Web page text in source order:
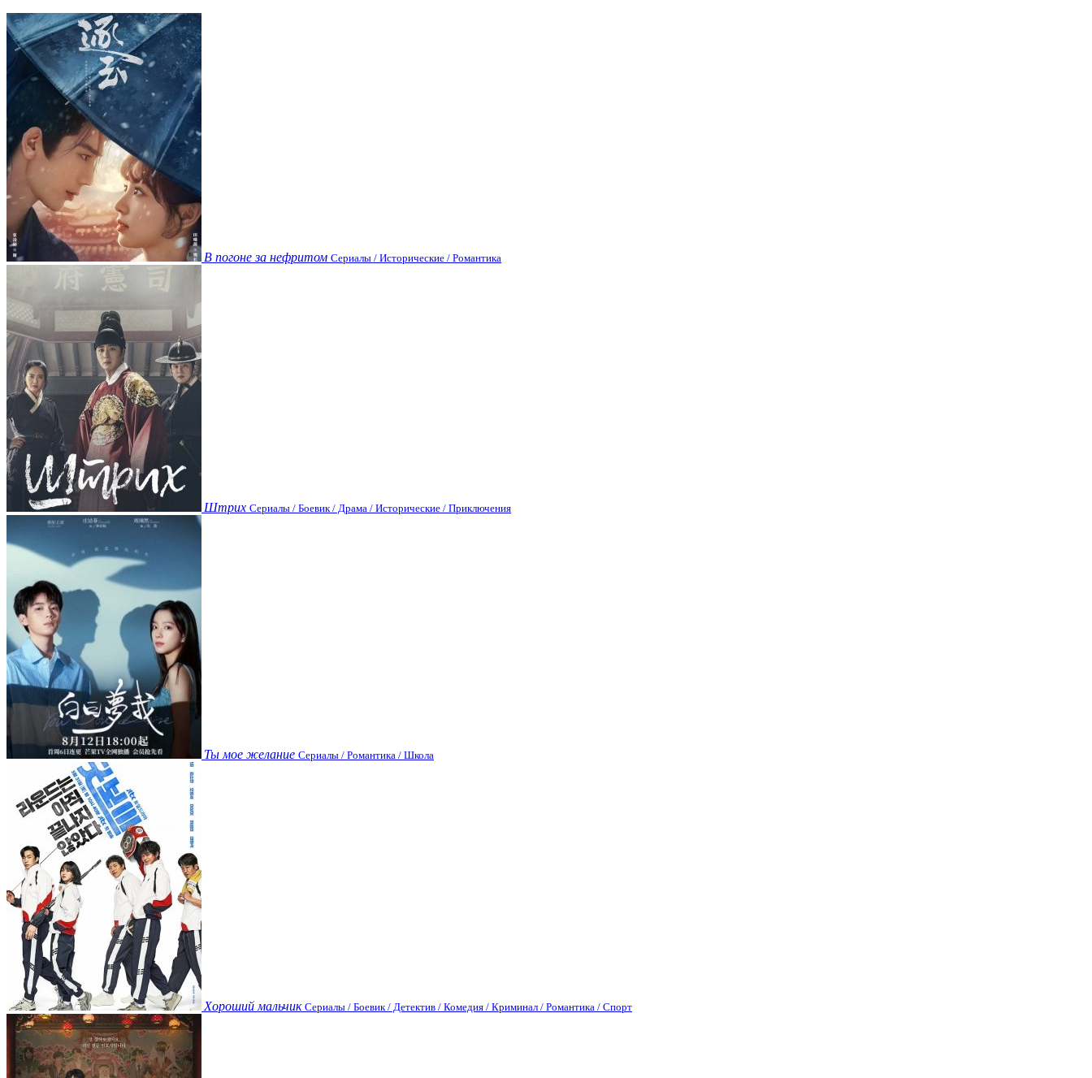
В погоне за нефритом Сериалы / Исторические / Романтика
Штрих Сериалы / Боевик / Драма / Исторические / Приключения
Ты мое желание Сериалы / Романтика / Школа
Хороший мальчик Сериалы / Боевик / Детектив / Комедия / Криминал / Романтика / Спорт